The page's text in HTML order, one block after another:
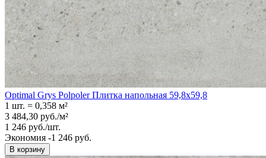
Optimal Grys Polpoler Плитка напольная 59,8x59,8
1 шт. = 0,358 м²
3 484,30 руб./м²
1 246 руб./шт.
Экономия -1 246 руб.
В корзину